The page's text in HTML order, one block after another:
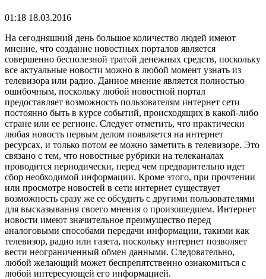
01:18 18.03.2016
На сегодняшний день большое количество людей имеют
мнение, что создание новостных порталов является
совершенно бесполезной тратой денежных средств, поскольку
все актуальные новости можно в любой момент узнать из
телевизора или радио. Данное мнение является полностью
ошибочным, поскольку любой новостной портал
предоставляет возможность пользователям интернет сети
постоянно быть в курсе событий, происходящих в какой-либо
стране или ее регионе. Следует отметить, что практически
любая новость первым делом появляется на интернет
ресурсах, и только потом ее можно заметить в телевизоре. Это
связано с тем, что новостные рубрики на телеканалах
проводится периодически, перед чем предварительно идет
сбор необходимой информации. Кроме этого, при прочтении
или просмотре новостей в сети интернет существует
возможность сразу же ее обсудить с другими пользователями
для высказывания своего мнения о произошедшем. Интернет
новости имеют значительное преимущество перед
аналоговыми способами передачи информации, такими как
телевизор, радио или газета, поскольку интернет позволяет
вести неограниченный обмен данными. Следовательно,
любой желающий может беспрепятственно ознакомиться с
любой интересующей его информацией.